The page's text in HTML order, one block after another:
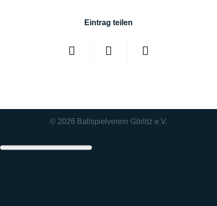
Eintrag teilen
© 2026 Ballspielverein Görlitz e.V.